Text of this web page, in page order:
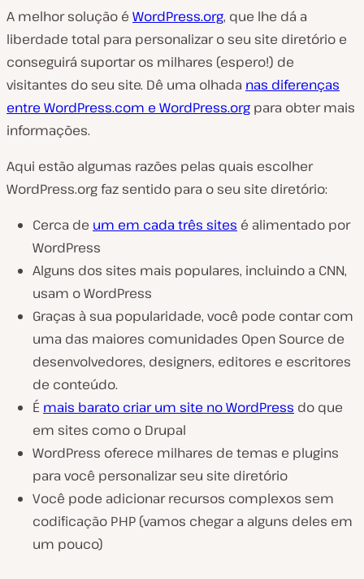
A melhor solução é WordPress.org, que lhe dá a
liberdade total para personalizar o seu site diretório e
conseguirá suportar os milhares (espero!) de
visitantes do seu site. Dê uma olhada nas diferenças
entre WordPress.com e WordPress.org para obter mais
informações.
Aqui estão algumas razões pelas quais escolher
WordPress.org faz sentido para o seu site diretório:
Cerca de um em cada três sites é alimentado por
WordPress
Alguns dos sites mais populares, incluindo a CNN,
usam o WordPress
Graças à sua popularidade, você pode contar com
uma das maiores comunidades Open Source de
desenvolvedores, designers, editores e escritores
de conteúdo.
É mais barato criar um site no WordPress do que
em sites como o Drupal
WordPress oferece milhares de temas e plugins
para você personalizar seu site diretório
Você pode adicionar recursos complexos sem
codificação PHP (vamos chegar a alguns deles em
um pouco)